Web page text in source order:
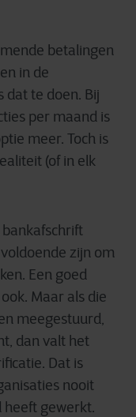
betalingen
in de
dat te doen. Bij
per maand is
meer. Toch is
(of in elk
zijn om
Een goed
Maar als die
meegestuurd,
dan valt het
Dat is
nooit
heeft gewerkt.